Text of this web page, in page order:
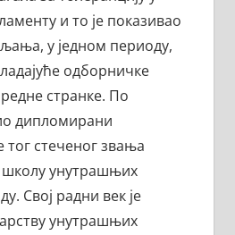
и то је показивао
у једном периоду,
одборничке
странке. По
дипломирани
тог стеченог звања
унутрашњих
Свој радни век је
унутрашњих